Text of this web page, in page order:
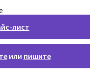
лист
или пишите